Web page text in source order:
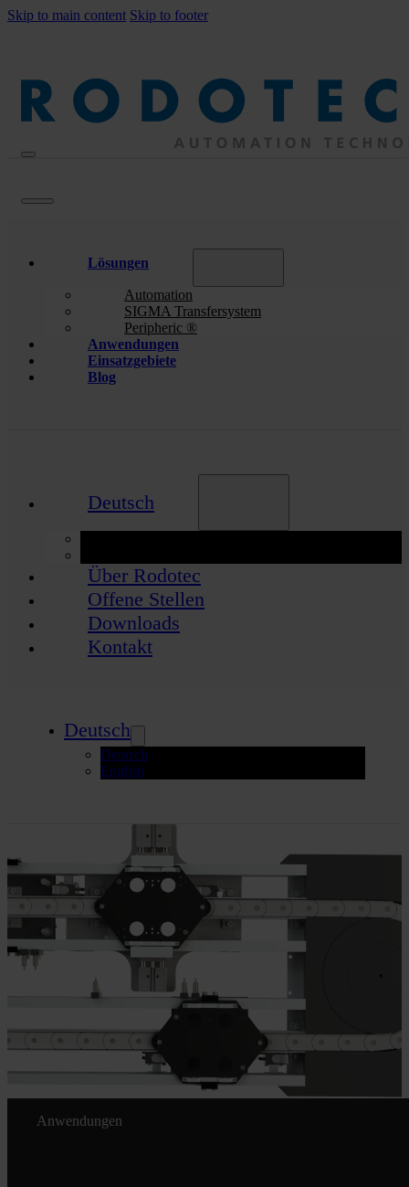
Skip to main content Skip to footer
Lösungen
Automation
SIGMA Transfersystem
Peripheric ®
Anwendungen
Einsatzgebiete
Blog
Deutsch
Über Rodotec
Offene Stellen
Downloads
Kontakt
Deutsch
Deutsch
English
Anwendungen